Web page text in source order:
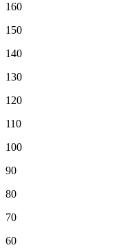
160
150
140
130
120
110
100
90
80
70
60